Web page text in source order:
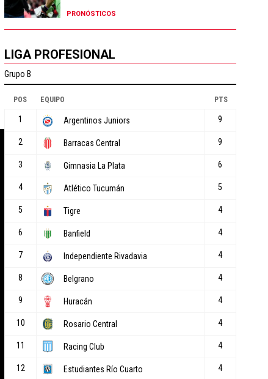
PRONÓSTICOS
LIGA PROFESIONAL